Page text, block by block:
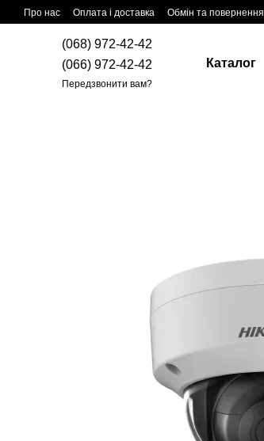
Перейти до основного контенту
Про нас Оплата і доставка Обмін та повернення
(068) 972-42-42
(066) 972-42-42
Передзвонити вам?
Каталог